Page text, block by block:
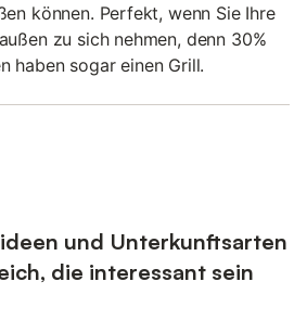
können. Perfekt, wenn Sie Ihre
zu sich nehmen, denn 30%
haben sogar einen Grill.
und Unterkunftsarten
die interessant sein